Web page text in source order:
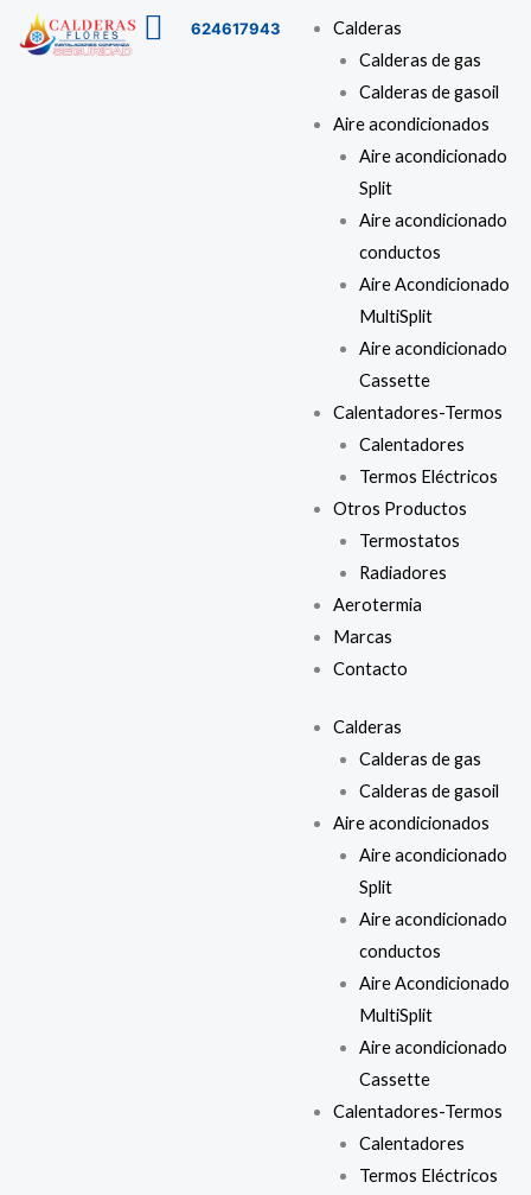
624617943
Calderas
Calderas de gas
Calderas de gasoil
Aire acondicionados
Aire acondicionado
Split
Aire acondicionado
conductos
Aire Acondicionado
MultiSplit
Aire acondicionado
Cassette
Calentadores-Termos
Calentadores
Termos Eléctricos
Otros Productos
Termostatos
Radiadores
Aerotermia
Marcas
Contacto
Menú
Calderas
Calderas de gas
Calderas de gasoil
Aire acondicionados
Aire acondicionado
Split
Aire acondicionado
conductos
Aire Acondicionado
MultiSplit
Aire acondicionado
Cassette
Calentadores-Termos
Calentadores
Termos Eléctricos